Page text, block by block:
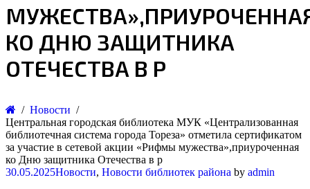
КО ДНЮ ЗАЩИТНИКА
ОТЕЧЕСТВА В Р
Новости
Центральная городская библиотека МУК «Централизованная
библиотечная система города Тореза» отметила сертификатом
за участие в сетевой акции «Рифмы мужества»,приуроченная
ко Дню защитника Отечества в р
30.05.2025Новости, Новости библиотек района by admin